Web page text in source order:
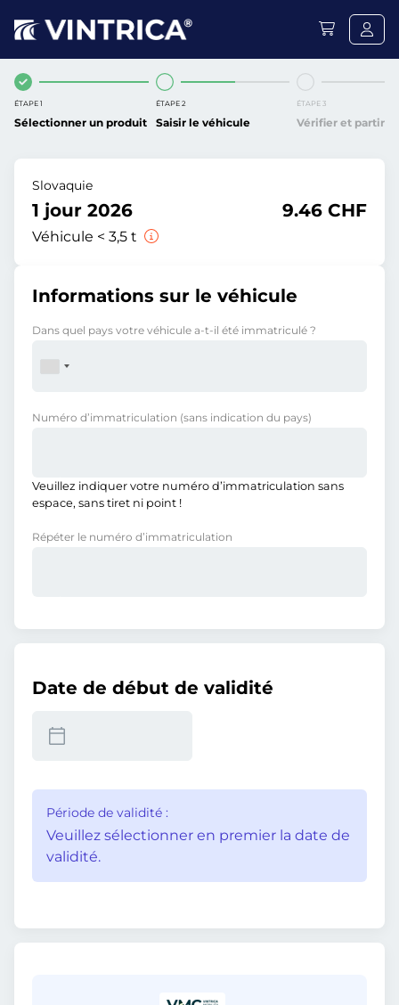
ÉTAPE 1
Sélectionner un produit
ÉTAPE 2
Saisir le véhicule
ÉTAPE 3
Vérifier et partir
Slovaquie
1 jour 2026
Véhicule < 3,5 t
9.46 CHF
Informations sur le véhicule
Dans quel pays votre véhicule a-t-il été immatriculé ?
Numéro d’immatriculation (sans indication du pays)
Veuillez indiquer votre numéro d’immatriculation sans
espace, sans tiret ni point !
Répéter le numéro d’immatriculation
Date de début de validité
Période de validité :
Veuillez sélectionner en premier la date de
validité.